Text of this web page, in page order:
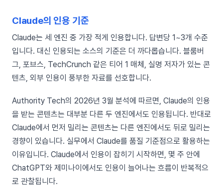
Claude의 인용 기준
Claude는 세 엔진 중 가장 적게 인용합니다. 답변당 1~3개 수준
입니다. 대신 인용되는 소스의 기준은 더 까다롭습니다. 블룸버
그, 포브스, TechCrunch 같은 티어 1 매체, 실명 저자가 있는 콘
텐츠, 외부 인용이 풍부한 자료를 선호합니다.
Authority Tech의 2026년 3월 분석에 따르면, Claude의 인용
을 받는 콘텐츠는 대부분 다른 두 엔진에서도 인용됩니다. 반대로
Claude에서 먼저 밀리는 콘텐츠는 다른 엔진에서도 뒤로 밀리는
경향이 있습니다. 실무에서 Claude를 품질 기준점으로 활용하는
이유입니다. Claude에서 인용이 잡히기 시작하면, 몇 주 안에
ChatGPT와 제미나이에서도 인용이 늘어나는 흐름이 반복적으
로 관찰됩니다.